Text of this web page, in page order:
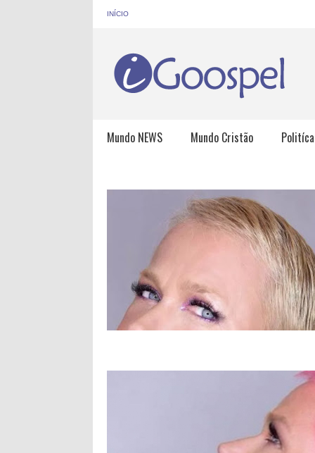
INÍCIO
Mundo NEWS Mundo Cristão Politíca